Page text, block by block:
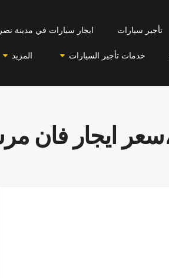
تأجير سيارات ايجار سيارات في مدينة نصر
خدمات تأجير السيارات المزيد